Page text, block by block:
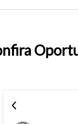
ou diminuir a fonte